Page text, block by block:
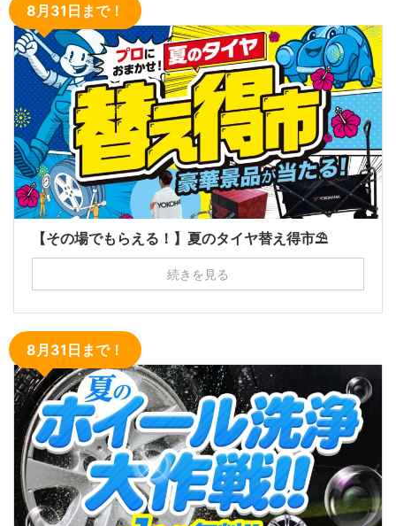
8月31日まで！
【その場でもらえる！】夏のタイヤ替え得市⛱
続きを見る
8月31日まで！